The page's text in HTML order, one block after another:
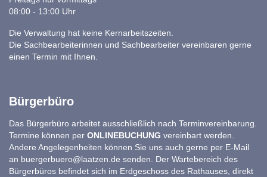
08:00 - 13:00 Uhr
Die Verwaltung hat keine Kernarbeitszeiten.
Die Sachbearbeiterinnen und Sachbearbeiter vereinbaren gerne
einen Termin mit Ihnen.
Bürgerbüro
Das Bürgerbüro arbeitet ausschließlich nach Terminvereinbarung.
Termine können per ONLINEBUCHUNG vereinbart werden.
Andere Angelegenheiten können Sie uns auch gerne per E-Mail
an buergerbuero@laatzen.de senden. Der Wartebereich des
Bürgerbüros befindet sich im Erdgeschoss des Rathauses, direkt